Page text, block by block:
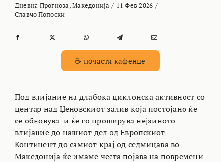
Дневна Прогноза,Македонија / 11 Фев 2026 /
Славчо Попоски
☕ почасти кафенце
Под влијание на длабока циклонска активност со
центар над Џеновскиот залив која постојано ќе
се обновува и ќе го проширува нејзиното
влијание до нашиот дел од Европскиот
Континент до самиот крај од седмицава во
Македонија ќе имаме честа појава на повремени